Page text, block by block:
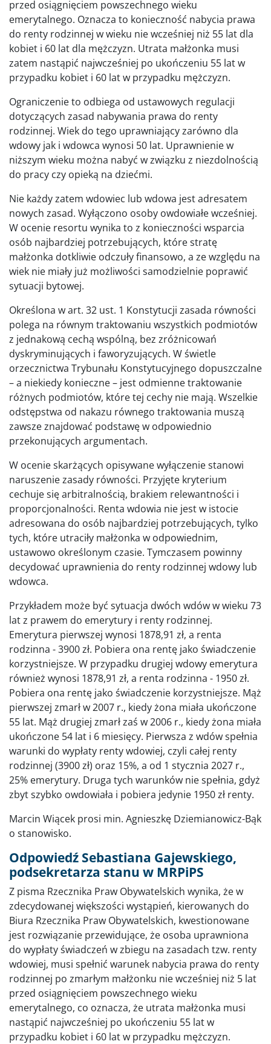
przed osiągnięciem powszechnego wieku
emerytalnego. Oznacza to konieczność nabycia prawa
do renty rodzinnej w wieku nie wcześniej niż 55 lat dla
kobiet i 60 lat dla mężczyzn. Utrata małżonka musi
zatem nastąpić najwcześniej po ukończeniu 55 lat w
przypadku kobiet i 60 lat w przypadku mężczyzn.
Ograniczenie to odbiega od ustawowych regulacji
dotyczących zasad nabywania prawa do renty
rodzinnej. Wiek do tego uprawniający zarówno dla
wdowy jak i wdowca wynosi 50 lat. Uprawnienie w
niższym wieku można nabyć w związku z niezdolnością
do pracy czy opieką na dziećmi.
Nie każdy zatem wdowiec lub wdowa jest adresatem
nowych zasad. Wyłączono osoby owdowiałe wcześniej.
W ocenie resortu wynika to z konieczności wsparcia
osób najbardziej potrzebujących, które stratę
małżonka dotkliwie odczuły finansowo, a ze względu na
wiek nie miały już możliwości samodzielnie poprawić
sytuacji bytowej.
Określona w art. 32 ust. 1 Konstytucji zasada równości
polega na równym traktowaniu wszystkich podmiotów
z jednakową cechą wspólną, bez zróżnicowań
dyskryminujących i faworyzujących. W świetle
orzecznictwa Trybunału Konstytucyjnego dopuszczalne
– a niekiedy konieczne – jest odmienne traktowanie
różnych podmiotów, które tej cechy nie mają. Wszelkie
odstępstwa od nakazu równego traktowania muszą
zawsze znajdować podstawę w odpowiednio
przekonujących argumentach.
W ocenie skarżących opisywane wyłączenie stanowi
naruszenie zasady równości. Przyjęte kryterium
cechuje się arbitralnością, brakiem relewantności i
proporcjonalności. Renta wdowia nie jest w istocie
adresowana do osób najbardziej potrzebujących, tylko
tych, które utraciły małżonka w odpowiednim,
ustawowo określonym czasie. Tymczasem powinny
decydować uprawnienia do renty rodzinnej wdowy lub
wdowca.
Przykładem może być sytuacja dwóch wdów w wieku 73
lat z prawem do emerytury i renty rodzinnej.
Emerytura pierwszej wynosi 1878,91 zł, a renta
rodzinna - 3900 zł. Pobiera ona rentę jako świadczenie
korzystniejsze. W przypadku drugiej wdowy emerytura
również wynosi 1878,91 zł, a renta rodzinna - 1950 zł.
Pobiera ona rentę jako świadczenie korzystniejsze. Mąż
pierwszej zmarł w 2007 r., kiedy żona miała ukończone
55 lat. Mąż drugiej zmarł zaś w 2006 r., kiedy żona miała
ukończone 54 lat i 6 miesięcy. Pierwsza z wdów spełnia
warunki do wypłaty renty wdowiej, czyli całej renty
rodzinnej (3900 zł) oraz 15%, a od 1 stycznia 2027 r.,
25% emerytury. Druga tych warunków nie spełnia, gdyż
zbyt szybko owdowiała i pobiera jedynie 1950 zł renty.
Marcin Wiącek prosi min. Agnieszkę Dziemianowicz-Bąk
o stanowisko.
Odpowiedź Sebastiana Gajewskiego,
podsekretarza stanu w MRPiPS
Z pisma Rzecznika Praw Obywatelskich wynika, że w
zdecydowanej większości wystąpień, kierowanych do
Biura Rzecznika Praw Obywatelskich, kwestionowane
jest rozwiązanie przewidujące, że osoba uprawniona
do wypłaty świadczeń w zbiegu na zasadach tzw. renty
wdowiej, musi spełnić warunek nabycia prawa do renty
rodzinnej po zmarłym małżonku nie wcześniej niż 5 lat
przed osiągnięciem powszechnego wieku
emerytalnego, co oznacza, że utrata małżonka musi
nastąpić najwcześniej po ukończeniu 55 lat w
przypadku kobiet i 60 lat w przypadku mężczyzn.